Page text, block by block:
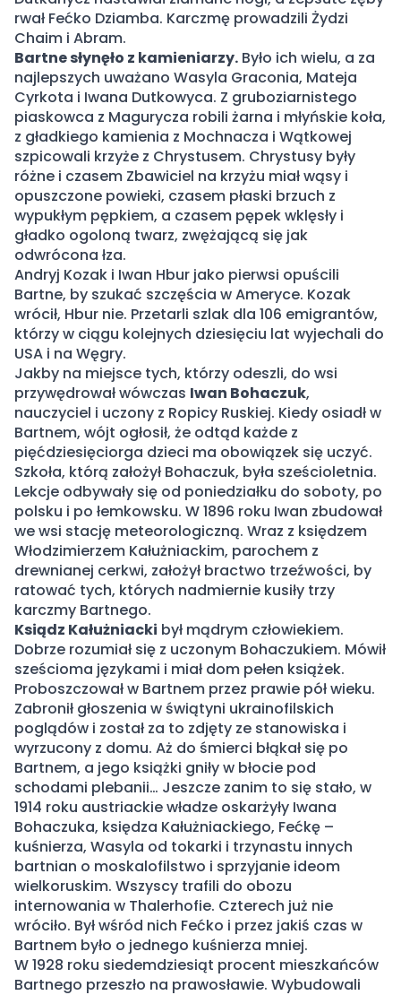
rwał Fećko Dziamba. Karczmę prowadzili Żydzi
Chaim i Abram.
Bartne słynęło z kamieniarzy. Było ich wielu, a za
najlepszych uważano Wasyla Graconia, Mateja
Cyrkota i Iwana Dutkowyca. Z gruboziarnistego
piaskowca z Magurycza robili żarna i młyńskie koła,
z gładkiego kamienia z Mochnacza i Wątkowej
szpicowali krzyże z Chrystusem. Chrystusy były
różne i czasem Zbawiciel na krzyżu miał wąsy i
opuszczone powieki, czasem płaski brzuch z
wypukłym pępkiem, a czasem pępek wklęsły i
gładko ogoloną twarz, zwężającą się jak
odwrócona łza.
Andryj Kozak i Iwan Hbur jako pierwsi opuścili
Bartne, by szukać szczęścia w Ameryce. Kozak
wrócił, Hbur nie. Przetarli szlak dla 106 emigrantów,
którzy w ciągu kolejnych dziesięciu lat wyjechali do
USA i na Węgry.
Jakby na miejsce tych, którzy odeszli, do wsi
przywędrował wówczas Iwan Bohaczuk,
nauczyciel i uczony z Ropicy Ruskiej. Kiedy osiadł w
Bartnem, wójt ogłosił, że odtąd każde z
pięćdziesięciorga dzieci ma obowiązek się uczyć.
Szkoła, którą założył Bohaczuk, była sześcioletnia.
Lekcje odbywały się od poniedziałku do soboty, po
polsku i po łemkowsku. W 1896 roku Iwan zbudował
we wsi stację meteorologiczną. Wraz z księdzem
Włodzimierzem Kałużniackim, parochem z
drewnianej cerkwi, założył bractwo trzeźwości, by
ratować tych, których nadmiernie kusiły trzy
karczmy Bartnego.
Ksiądz Kałużniacki był mądrym człowiekiem.
Dobrze rozumiał się z uczonym Bohaczukiem. Mówił
sześcioma językami i miał dom pełen książek.
Proboszczował w Bartnem przez prawie pół wieku.
Zabronił głoszenia w świątyni ukrainofilskich
poglądów i został za to zdjęty ze stanowiska i
wyrzucony z domu. Aż do śmierci błąkał się po
Bartnem, a jego książki gniły w błocie pod
schodami plebanii… Jeszcze zanim to się stało, w
1914 roku austriackie władze oskarżyły Iwana
Bohaczuka, księdza Kałużniackiego, Fećkę –
kuśnierza, Wasyla od tokarki i trzynastu innych
bartnian o moskalofilstwo i sprzyjanie ideom
wielkoruskim. Wszyscy trafili do obozu
internowania w Thalerhofie. Czterech już nie
wróciło. Był wśród nich Fećko i przez jakiś czas w
Bartnem było o jednego kuśnierza mniej.
W 1928 roku siedemdziesiąt procent mieszkańców
Bartnego przeszło na prawosławie. Wybudowali